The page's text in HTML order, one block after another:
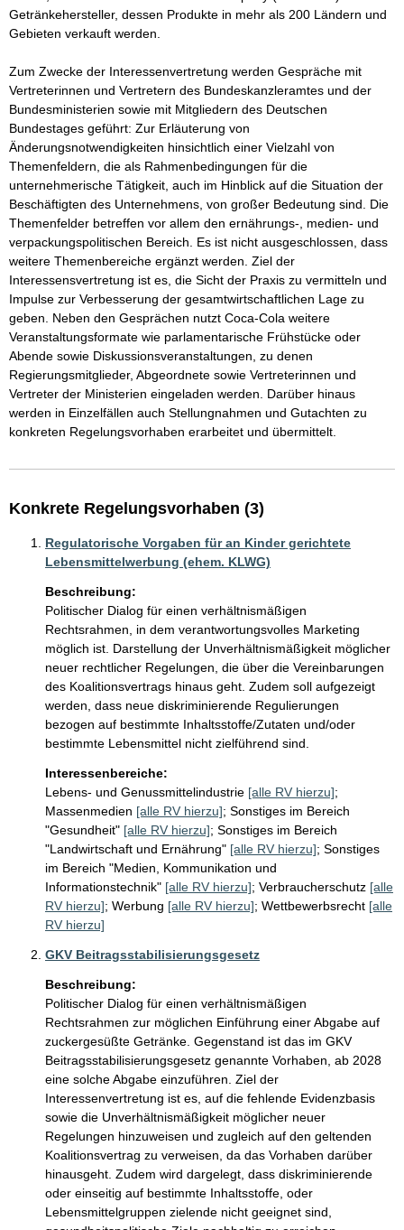
Getränkehersteller, dessen Produkte in mehr als 200 Ländern und
Gebieten verkauft werden.
Zum Zwecke der Interessenvertretung werden Gespräche mit
Vertreterinnen und Vertretern des Bundeskanzleramtes und der
Bundesministerien sowie mit Mitgliedern des Deutschen
Bundestages geführt: Zur Erläuterung von
Änderungsnotwendigkeiten hinsichtlich einer Vielzahl von
Themenfeldern, die als Rahmenbedingungen für die
unternehmerische Tätigkeit, auch im Hinblick auf die Situation der
Beschäftigten des Unternehmens, von großer Bedeutung sind. Die
Themenfelder betreffen vor allem den ernährungs-, medien- und
verpackungspolitischen Bereich. Es ist nicht ausgeschlossen, dass
weitere Themenbereiche ergänzt werden. Ziel der
Interessensvertretung ist es, die Sicht der Praxis zu vermitteln und
Impulse zur Verbesserung der gesamtwirtschaftlichen Lage zu
geben. Neben den Gesprächen nutzt Coca-Cola weitere
Veranstaltungsformate wie parlamentarische Frühstücke oder
Abende sowie Diskussionsveranstaltungen, zu denen
Regierungsmitglieder, Abgeordnete sowie Vertreterinnen und
Vertreter der Ministerien eingeladen werden. Darüber hinaus
werden in Einzelfällen auch Stellungnahmen und Gutachten zu
Konkrete Regelungsvorhaben (3)
Regulatorische Vorgaben für an Kinder gerichtete
Lebensmittelwerbung (ehem. KLWG)
Beschreibung:
Politischer Dialog für einen verhältnismäßigen
Rechtsrahmen, in dem verantwortungsvolles Marketing
möglich ist. Darstellung der Unverhältnismäßigkeit möglicher
neuer rechtlicher Regelungen, die über die Vereinbarungen
des Koalitionsvertrags hinaus geht. Zudem soll aufgezeigt
werden, dass neue diskriminierende Regulierungen
bezogen auf bestimmte Inhaltsstoffe/Zutaten und/oder
bestimmte Lebensmittel nicht zielführend sind.
Interessenbereiche:
Lebens- und Genussmittelindustrie [alle RV hierzu];
Massenmedien [alle RV hierzu]; Sonstiges im Bereich
"Gesundheit" [alle RV hierzu]; Sonstiges im Bereich
"Landwirtschaft und Ernährung" [alle RV hierzu]; Sonstiges
im Bereich "Medien, Kommunikation und
Informationstechnik" [alle RV hierzu]; Verbraucherschutz [alle
RV hierzu]; Werbung [alle RV hierzu]; Wettbewerbsrecht [alle
RV hierzu]
GKV Beitragsstabilisierungsgesetz
Beschreibung:
Politischer Dialog für einen verhältnismäßigen
Rechtsrahmen zur möglichen Einführung einer Abgabe auf
zuckergesüßte Getränke. Gegenstand ist das im GKV
Beitragsstabilisierungsgesetz genannte Vorhaben, ab 2028
eine solche Abgabe einzuführen. Ziel der
Interessenvertretung ist es, auf die fehlende Evidenzbasis
sowie die Unverhältnismäßigkeit möglicher neuer
Regelungen hinzuweisen und zugleich auf den geltenden
Koalitionsvertrag zu verweisen, da das Vorhaben darüber
hinausgeht. Zudem wird dargelegt, dass diskriminierende
oder einseitig auf bestimmte Inhaltsstoffe, oder
Lebensmittelgruppen zielende nicht geeignet sind,